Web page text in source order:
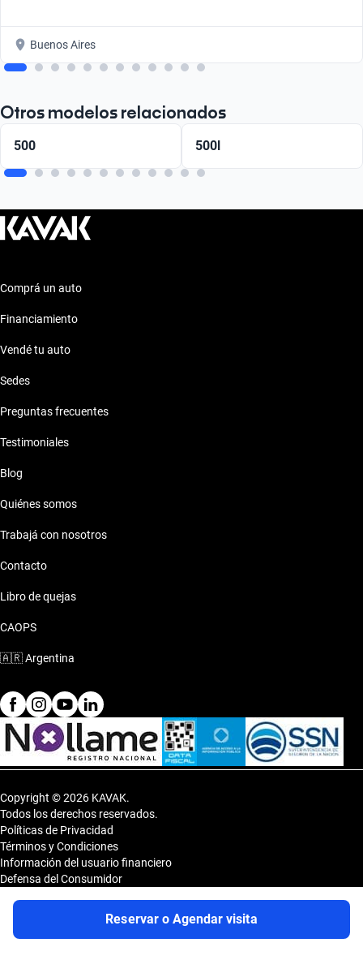
Reservar o Agendar visita
Buenos Aires
Otros modelos relacionados
500 500l
Comprá un auto
Financiamiento
Vendé tu auto
Sedes
Preguntas frecuentes
Testimoniales
Blog
Quiénes somos
Trabajá con nosotros
Contacto
Libro de quejas
CAOPS
🇦🇷Argentina
Copyright © 2026 KAVAK.
Todos los derechos reservados.
Políticas de Privacidad
Términos y Condiciones
Información del usuario financiero
Defensa del Consumidor
Shopping DOT 3er Subsuelo- Vedia 3600, CP 1430, Capital Federal,